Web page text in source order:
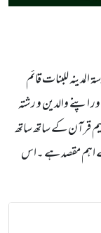
للبنات قائم
اپنے والدین و رشتہ
قرآن کے ساتھ ساتھ
اہم مقصد ہے ۔اس